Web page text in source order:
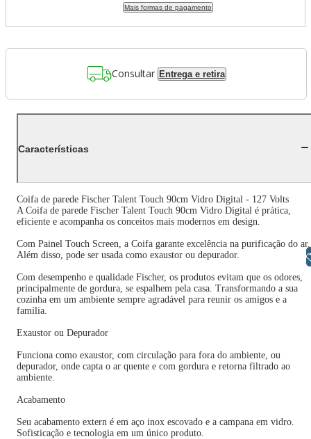
Mais formas de pagamento
Consultar Entrega e retira
Características
Coifa de parede Fischer Talent Touch 90cm Vidro Digital - 127 Volts
A Coifa de parede Fischer Talent Touch 90cm Vidro Digital é prática,
eficiente e acompanha os conceitos mais modernos em design.
Com Painel Touch Screen, a Coifa garante excelência na purificação do ar.
Além disso, pode ser usada como exaustor ou depurador.
Com desempenho e qualidade Fischer, os produtos evitam que os odores,
principalmente de gordura, se espalhem pela casa. Transformando a sua
cozinha em um ambiente sempre agradável para reunir os amigos e a
família.
Exaustor ou Depurador
Funciona como exaustor, com circulação para fora do ambiente, ou
depurador, onde capta o ar quente e com gordura e retorna filtrado ao
ambiente.
Acabamento
Seu acabamento extern é em aço inox escovado e a campana em vidro.
Sofisticação e tecnologia em um único produto.